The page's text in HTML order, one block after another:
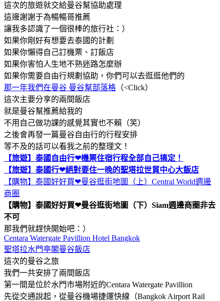
這次的旅遊就交給曼谷幫協助處理
這邊謝謝于為暢暢哥推薦
讓我多認識了一個很棒的旅行社：）
如果你剛好有想要去泰國的計劃
如果你懶得自己訂機票、訂飯店
如果你害怕人生地不熟迷路怎麼辦
如果你需要自由行規劃協助，你們可以去逛逛他們的
那一年我們在曼谷 曼谷幫部落格 （<Click）
這次主要分享的兩間飯店
就是曼谷幫推薦給我的
不用自己做功課的感覺其實也不賴（笑）
之後會再發一篇曼谷自由行的行程安排
等不及的話可以看我之前的整理文！
【旅遊】泰國自由行❤機票住宿行程全部自己搞定！
【旅遊】泰國行❤絕對要住一晚的聖塔拉世貿中心大飯店
【購物】泰國好好買❤曼谷逛街地圖（上）Central World週邊
商圈
【購物】泰國好好買❤曼谷逛街地圖（下）Siam週邊商圈非去
不可
那我們就趕快開始吧：）
Centara Watergate Pavillion Hotel Bangkok
聖塔拉水門亭閣曼谷飯店
這次的曼谷之旅
我們一共安排了兩間飯店
第一間是位於水門市場附近的Centara Watergate Pavillion
先從交通說起，從曼谷機場捷運快線（Bangkok Airport Rail